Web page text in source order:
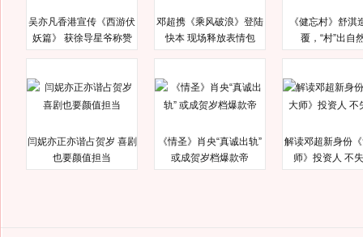
吴亦凡香港宣传《西游伏
妖篇》 获徐导星爷称赞
邓超携《乘风破浪》登陆
快本 现场释放表情包
《健忘村》舒淇
覆，“村”出自
闫妮亦正亦谐占贺岁 喜剧
也要颜值担当
《情圣》肖央“真诚出轨”
或成贺岁档爆款帝
解读邓超新身份
师》投资人 不